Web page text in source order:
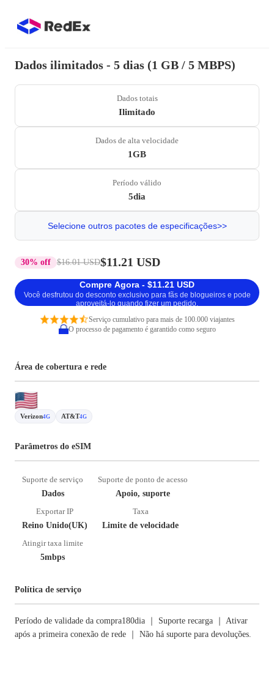
Dados ilimitados - 5 dias (1 GB / 5 MBPS)
Dados totais
Ilimitado
Dados de alta velocidade
1GB
Período válido
5dia
Selecione outros pacotes de especificações>>
30% off $16.01 USD$11.21 USD
Compre Agora - $11.21 USD
Você desfrutou do desconto exclusivo para fãs de blogueiros e pode
aproveitá-lo quando fizer um pedido.
Serviço cumulativo para mais de 100.000 viajantes
O processo de pagamento é garantido como seguro
Área de cobertura e rede
Verizon4G AT&T4G
Parâmetros do eSIM
Suporte de serviço
Dados
Suporte de ponto de acesso
Apoio, suporte
Exportar IP
Reino Unido(UK)
Taxa
Limite de velocidade
Atingir taxa limite
5mbps
Política de serviço
Período de validade da compra180dia ｜ Suporte recarga ｜ Ativar
após a primeira conexão de rede ｜ Não há suporte para devoluções.